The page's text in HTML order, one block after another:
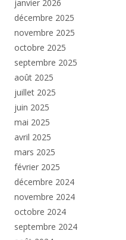
janvier 2026
décembre 2025
novembre 2025
octobre 2025
septembre 2025
août 2025
juillet 2025
juin 2025
mai 2025
avril 2025
mars 2025
février 2025
décembre 2024
novembre 2024
octobre 2024
septembre 2024